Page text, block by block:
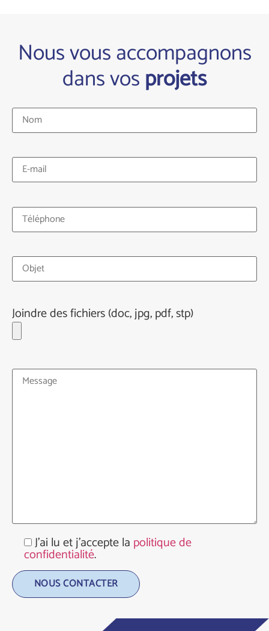
Nous vous accompagnons
dans vosprojets
Joindre des fichiers (doc, jpg, pdf, stp)
J'ai lu et j'accepte la politique de
confidentialité.